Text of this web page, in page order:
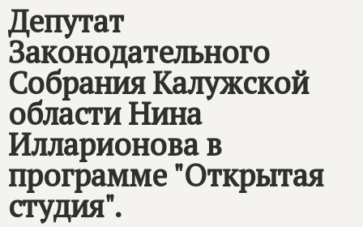
Депутат
Законодательного
Собрания Калужской
области Нина
Илларионова в
программе "Открытая
студия".